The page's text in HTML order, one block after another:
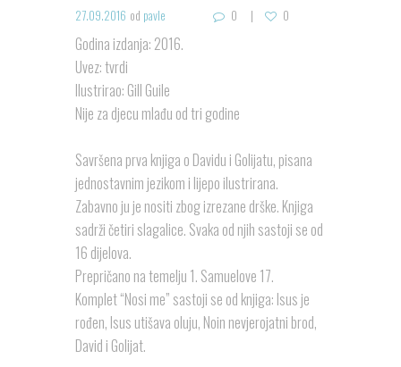
27.09.2016 od pavle 0 0
Godina izdanja: 2016.
Uvez: tvrdi
Ilustrirao: Gill Guile
Nije za djecu mlađu od tri godine
Savršena prva knjiga o Davidu i Golijatu, pisana
jednostavnim jezikom i lijepo ilustrirana.
Zabavno ju je nositi zbog izrezane drške. Knjiga
sadrži četiri slagalice. Svaka od njih sastoji se od
16 dijelova.
Prepričano na temelju 1. Samuelove 17.
Komplet “Nosi me” sastoji se od knjiga: Isus je
rođen, Isus utišava oluju, Noin nevjerojatni brod,
David i Golijat.